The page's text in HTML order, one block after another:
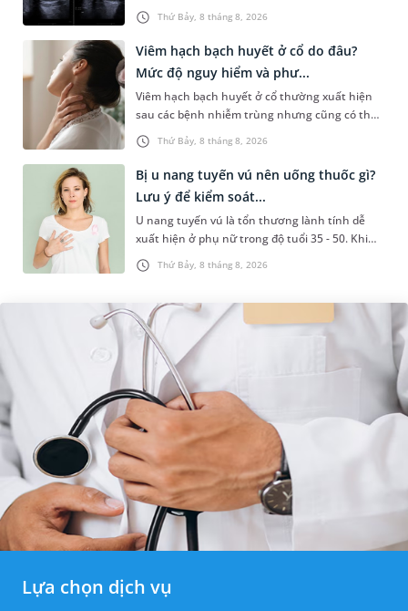
Thứ Bảy, 8 tháng 8, 2026
sức khỏe tiền hôn nhân. Qua thăm khám và
làm các xét nghiệm chuyên sâu,...
Thứ Bảy, 8 tháng 8, 2026
Viêm hạch bạch huyết ở cổ do đâu?
Mức độ nguy hiểm và phư...
Viêm hạch bạch huyết ở cổ thường xuất hiện
sau các bệnh nhiễm trùng nhưng cũng có thể
liên quan đến lao hạch hoặc ung thư. Để tìm
hiểu nguyên nhân gây viêm,...
Thứ Bảy, 8 tháng 8, 2026
Bị u nang tuyến vú nên uống thuốc gì?
Lưu ý để kiểm soát...
U nang tuyến vú là tổn thương lành tính dễ
xuất hiện ở phụ nữ trong độ tuổi 35 - 50. Khi
được chẩn đoán mắc bệnh, nhiều người
thường băn khoăn u nang tuyến v...
Lựa chọn dịch vụ